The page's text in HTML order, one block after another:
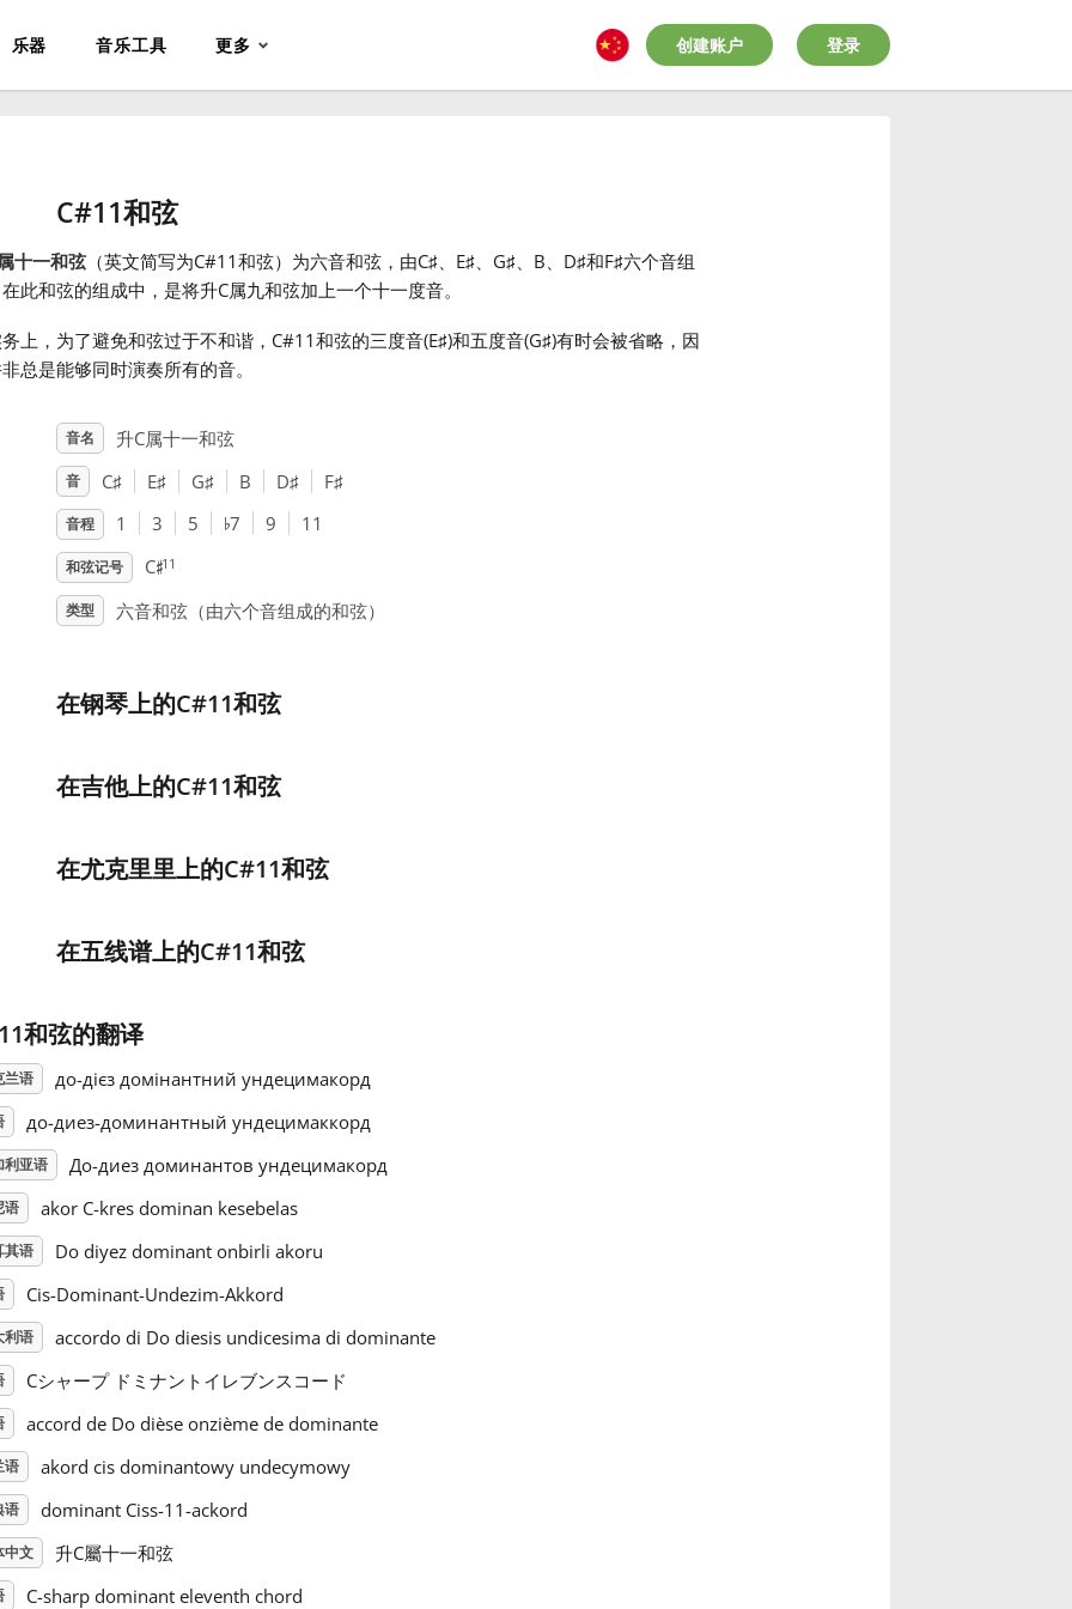
乐器 音乐工具 更多 创建账户 登录
C#11和弦
十一和弦（英文简写为C#11和弦）为六音和弦，由C♯、E♯、G♯、B、D♯和F♯六个音组
此和弦的组成中，是将升C属九和弦加上一个十一度音。
上，为了避免和弦过于不和谐，C#11和弦的三度音(E♯)和五度音(G♯)有时会被省略，因
总是能够同时演奏所有的音。
音名 升C属十一和弦
音 C♯ E♯ G♯ B D♯ F♯
音程 1 3 5 ♭7 9 11
和弦记号 C♯11
类型 六音和弦（由六个音组成的和弦）
在钢琴上的C#11和弦
在吉他上的C#11和弦
在尤克里里上的C#11和弦
在五线谱上的C#11和弦
和弦的翻译
兰语 до-дієз домінантний ундецимакорд
до-диез-доминантный ундецимаккорд
利亚语 До-диез доминантов ундецимакорд
语 akor C-kres dominan kesebelas
其语 Do diyez dominant onbirli akoru
Cis-Dominant-Undezim-Akkord
利语 accordo di Do diesis undicesima di dominante
Cシャープ ドミナントイレブンスコード
accord de Do dièse onzième de dominante
语 akord cis dominantowy undecymowy
语 dominant Ciss-11-ackord
中文 升C屬十一和弦
C-sharp dominant eleventh chord